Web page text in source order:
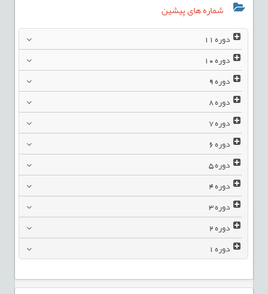
شماره های پیشین
دوره11
دوره10
دوره9
دوره8
دوره7
دوره6
دوره5
دوره4
دوره3
دوره2
دوره1